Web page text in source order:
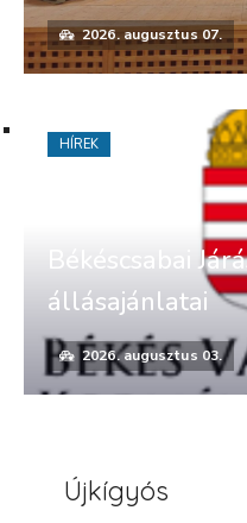
2026. augusztus 07.
Békéscsabai
állásajánlatai
2026. augusztus 03.
HÍREK
Újkígyós